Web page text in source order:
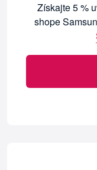
Získajte 5 %
shope